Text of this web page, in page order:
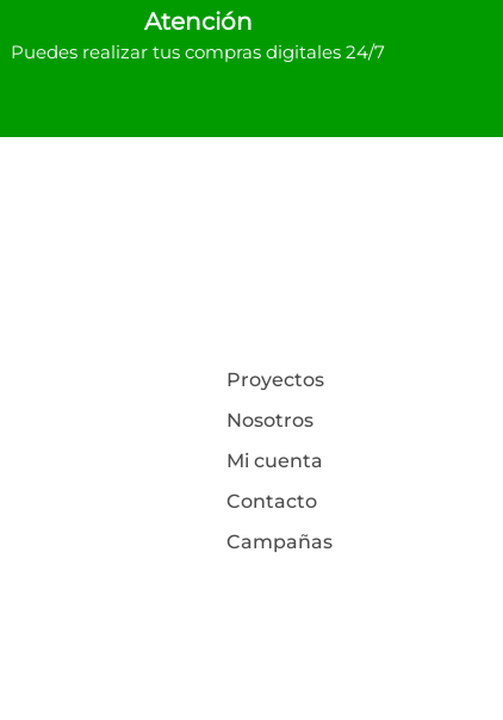
Atención
Puedes realizar tus compras digitales 24/7
Proyectos
Nosotros
Mi cuenta
Contacto
Campañas